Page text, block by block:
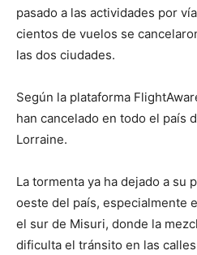
pasado a las actividades por
cientos de vuelos se
las dos ciudades.
Según la plataforma
han cancelado en todo el país
Lorraine.
La tormenta ya ha dejado a su
oeste del país, especialmente
el sur de Misuri, donde la
dificulta el tránsito en las